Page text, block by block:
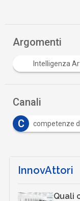
Argomenti
Intelligenza
Canali
C
competenze
InnovAttori
Quali